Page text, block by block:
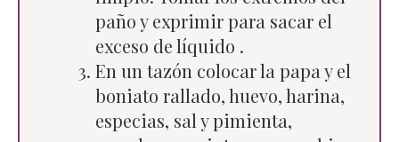
paño y exprimir para sacar el
exceso de líquido .
En un tazón colocar la papa y el
boniato rallado, huevo, harina,
especias, sal y pimienta,